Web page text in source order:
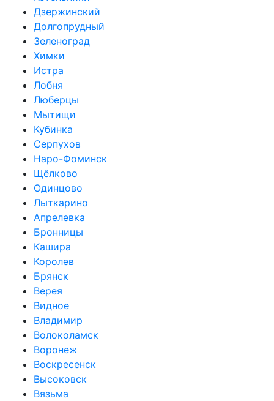
Дзержинский
Долгопрудный
Зеленоград
Химки
Истра
Лобня
Люберцы
Мытищи
Кубинка
Серпухов
Наро-Фоминск
Щёлково
Одинцово
Лыткарино
Апрелевка
Бронницы
Кашира
Королев
Брянск
Верея
Видное
Владимир
Волоколамск
Воронеж
Воскресенск
Высоковск
Вязьма